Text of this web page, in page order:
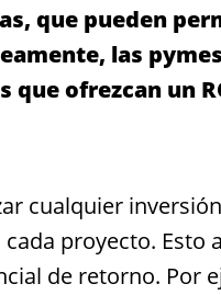
que pueden
las
que ofrezcan un
cualquier
proyecto. Esto
de retorno. Por